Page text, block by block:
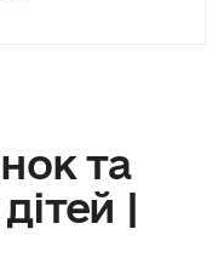
та
|